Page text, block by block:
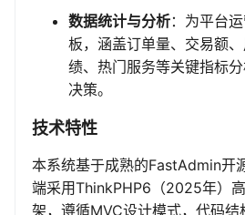
数据统计与分析：为平台
板，涵盖订单量、交易额
绩、热门服务等关键指标
决策。
技术特性
本系统基于成熟的FastAdmin开
端采用ThinkPHP6（2025年）
架，遵循MVC设计模式，代码